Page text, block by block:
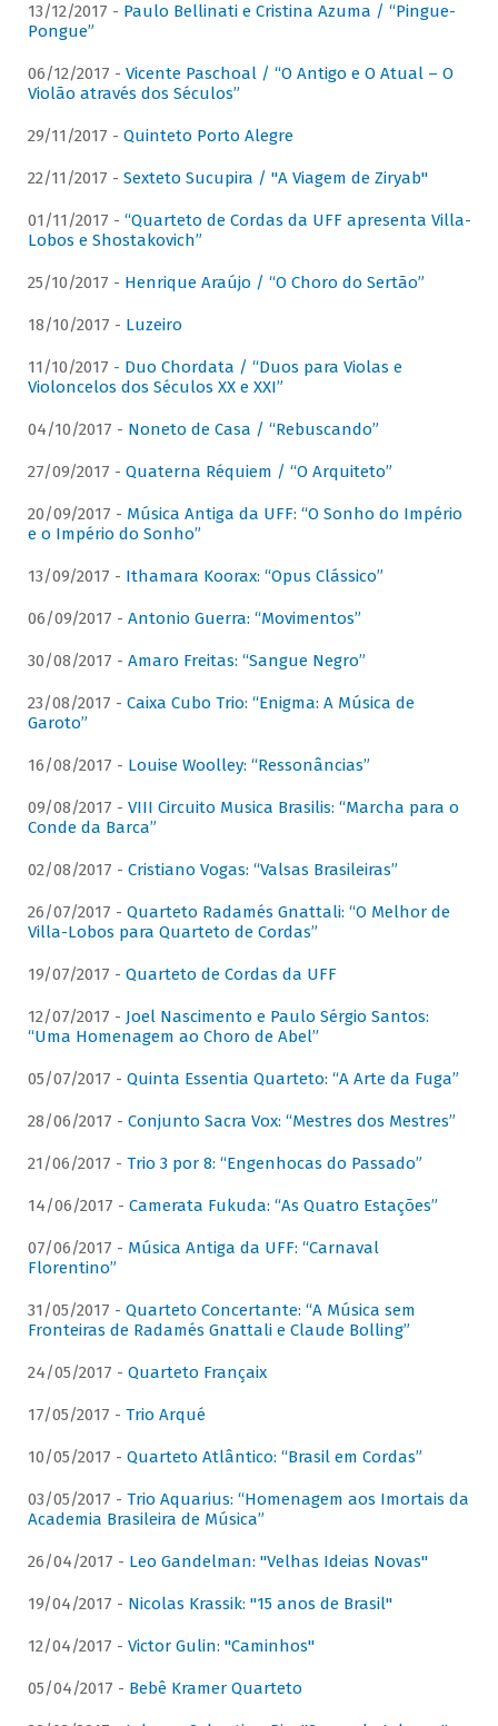
13/12/2017 - Paulo Bellinati e Cristina Azuma / “Pingue-
Pongue”
06/12/2017 - Vicente Paschoal / “O Antigo e O Atual – O
Violão através dos Séculos”
29/11/2017 - Quinteto Porto Alegre
22/11/2017 - Sexteto Sucupira / "A Viagem de Ziryab"
01/11/2017 - “Quarteto de Cordas da UFF apresenta Villa-
Lobos e Shostakovich”
25/10/2017 - Henrique Araújo / “O Choro do Sertão”
18/10/2017 - Luzeiro
11/10/2017 - Duo Chordata / “Duos para Violas e
Violoncelos dos Séculos XX e XXI”
04/10/2017 - Noneto de Casa / “Rebuscando”
27/09/2017 - Quaterna Réquiem / “O Arquiteto”
20/09/2017 - Música Antiga da UFF: “O Sonho do Império
e o Império do Sonho”
13/09/2017 - Ithamara Koorax: “Opus Clássico”
06/09/2017 - Antonio Guerra: “Movimentos”
30/08/2017 - Amaro Freitas: “Sangue Negro”
23/08/2017 - Caixa Cubo Trio: “Enigma: A Música de
Garoto”
16/08/2017 - Louise Woolley: “Ressonâncias”
09/08/2017 - VIII Circuito Musica Brasilis: “Marcha para o
Conde da Barca”
02/08/2017 - Cristiano Vogas: “Valsas Brasileiras”
26/07/2017 - Quarteto Radamés Gnattali: “O Melhor de
Villa-Lobos para Quarteto de Cordas”
19/07/2017 - Quarteto de Cordas da UFF
12/07/2017 - Joel Nascimento e Paulo Sérgio Santos:
“Uma Homenagem ao Choro de Abel”
05/07/2017 - Quinta Essentia Quarteto: “A Arte da Fuga”
28/06/2017 - Conjunto Sacra Vox: “Mestres dos Mestres”
21/06/2017 - Trio 3 por 8: “Engenhocas do Passado”
14/06/2017 - Camerata Fukuda: “As Quatro Estações”
07/06/2017 - Música Antiga da UFF: “Carnaval
Florentino”
31/05/2017 - Quarteto Concertante: “A Música sem
Fronteiras de Radamés Gnattali e Claude Bolling”
24/05/2017 - Quarteto Françaix
17/05/2017 - Trio Arqué
10/05/2017 - Quarteto Atlântico: “Brasil em Cordas”
03/05/2017 - Trio Aquarius: “Homenagem aos Imortais da
Academia Brasileira de Música”
26/04/2017 - Leo Gandelman: "Velhas Ideias Novas"
19/04/2017 - Nicolas Krassik: "15 anos de Brasil"
12/04/2017 - Victor Gulin: "Caminhos"
05/04/2017 - Bebê Kramer Quarteto